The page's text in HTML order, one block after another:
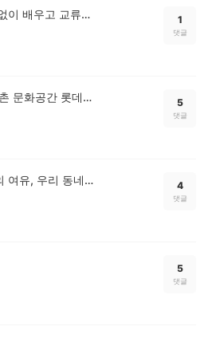
[귀인 문화복지센터] 부담없이 배우고 교류할 수 있는 문화 공간 1
댓글
작은 배움을 더하는 곳, 평촌 문화공간 롯데문화센터 5
댓글
평촌 CGV에서 찾는 일상의 여유, 우리 동네 문화공간 이야기 4
댓글
5
댓글